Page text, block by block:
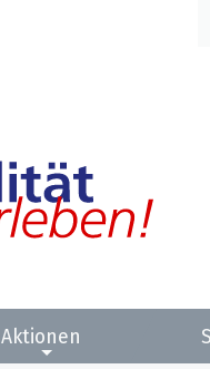
Aktionen